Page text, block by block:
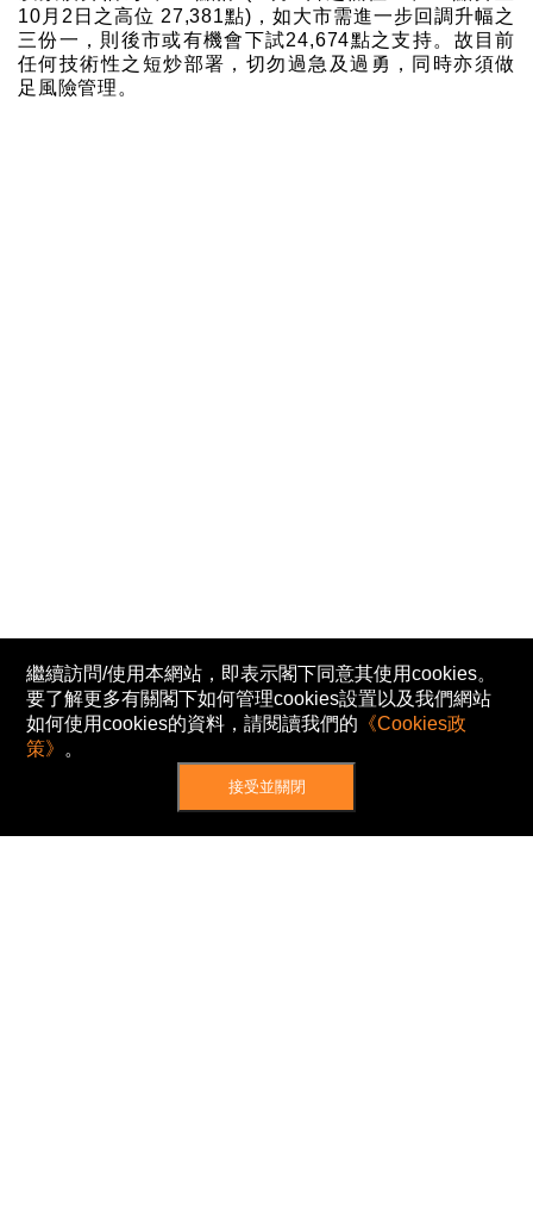
10月2日之高位 27,381點)，如大市需進一步回調升幅之
三份一，則後市或有機會下試24,674點之支持。故目前
任何技術性之短炒部署，切勿過急及過勇，同時亦須做
足風險管理。
繼續訪問/使用本網站，即表示閣下同意其使用cookies。
要了解更多有關閣下如何管理cookies設置以及我們網站
如何使用cookies的資料，請閱讀我們的 《Cookies政
策》 。
接受並關閉